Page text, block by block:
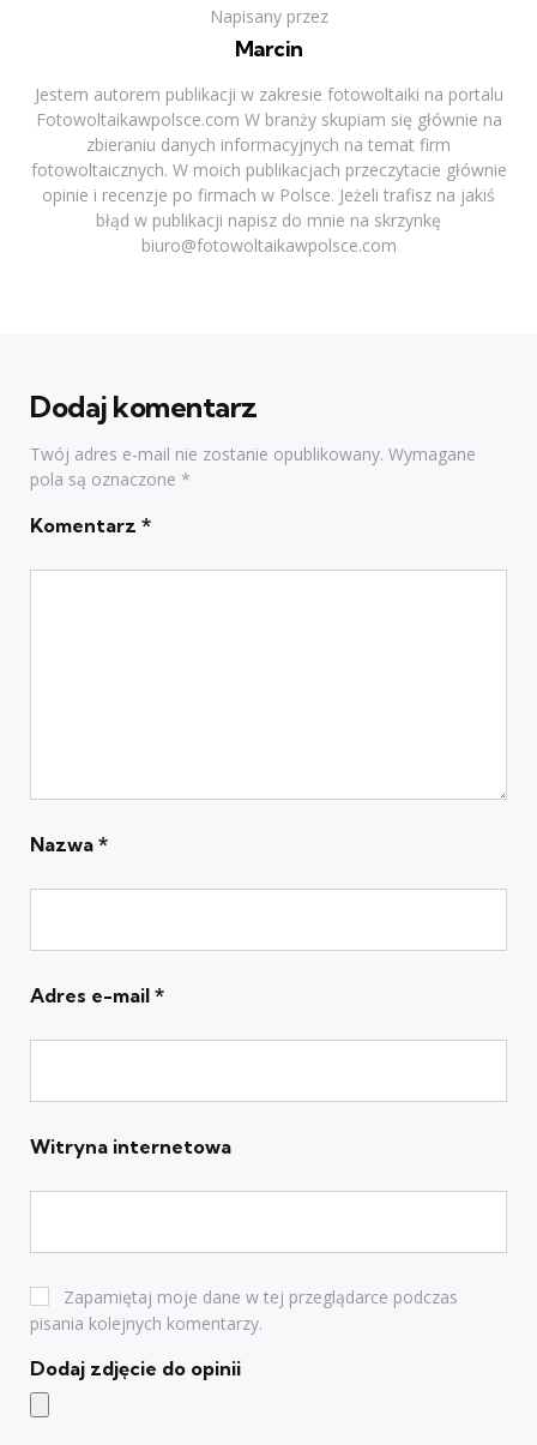
Napisany przez
Marcin
Jestem autorem publikacji w zakresie fotowoltaiki na portalu
Fotowoltaikawpolsce.com W branży skupiam się głównie na
zbieraniu danych informacyjnych na temat firm
fotowoltaicznych. W moich publikacjach przeczytacie głównie
opinie i recenzje po firmach w Polsce. Jeżeli trafisz na jakiś
błąd w publikacji napisz do mnie na skrzynkę
biuro@fotowoltaikawpolsce.com
Dodaj komentarz
Twój adres e-mail nie zostanie opublikowany. Wymagane
pola są oznaczone *
Komentarz *
Nazwa *
Adres e-mail *
Witryna internetowa
Zapamiętaj moje dane w tej przeglądarce podczas
pisania kolejnych komentarzy.
Dodaj zdjęcie do opinii